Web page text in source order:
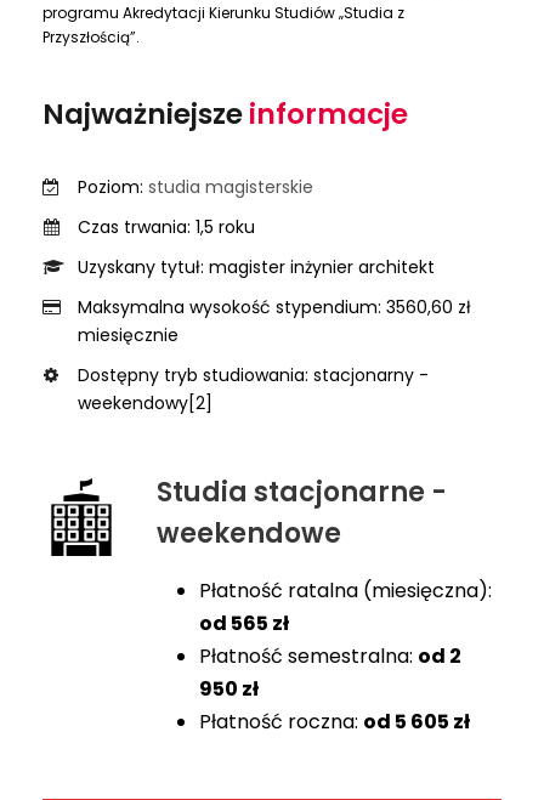
programu Akredytacji Kierunku Studiów „Studia z
Przyszłością”.
Najważniejszeinformacje
Poziom: studia magisterskie
Czas trwania: 1,5 roku
Uzyskany tytuł: magister inżynier architekt
Maksymalna wysokość stypendium: 3560,60 zł
miesięcznie
Dostępny tryb studiowania: stacjonarny -
weekendowy[2]
Studia stacjonarne -
weekendowe
Płatność ratalna (miesięczna):
od 565 zł
Płatność semestralna: od 2
950 zł
Płatność roczna: od 5 605 zł